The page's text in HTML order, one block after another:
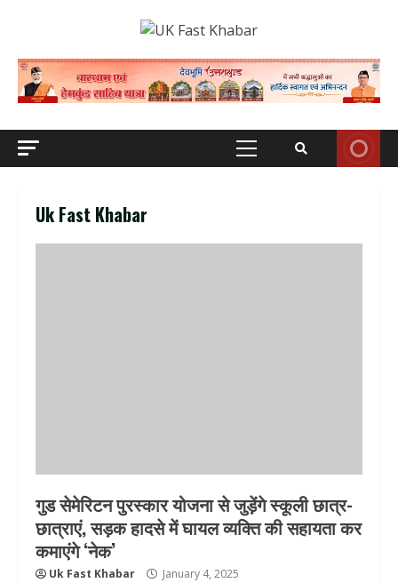
Primary
Uk Fast Khabar
गुड सेमेरिटन पुरस्कार योजना से जुड़ेंगे स्कूली छात्र-
छात्राएं, सड़क हादसे में घायल व्यक्ति की सहायता कर
कमाएंगे ‘नेक’
Uk Fast Khabar January 4, 2025